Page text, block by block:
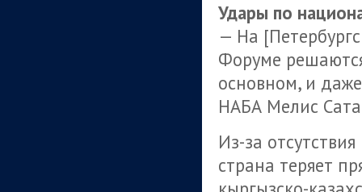
Удары по
— На
Форуме
основном, и
НАБА Мелис
Из-за
страна теряет